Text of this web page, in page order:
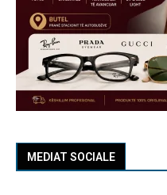
MEDIAT SOCIALE